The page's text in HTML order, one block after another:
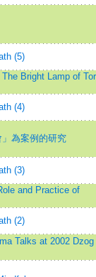
(5)
Bright Lamp of
(4)
為案例的研究
(3)
and Practice of
(2)
Talks at 2002 Dzog